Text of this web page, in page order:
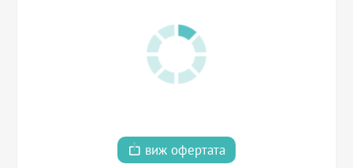
виж офертата